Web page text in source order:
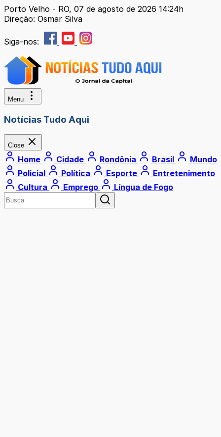
Porto Velho - RO, 07 de agosto de 2026 14:24h
Direção: Osmar Silva
Siga-nos:
Menu
Notícias Tudo Aqui
Close
Home Cidade Rondônia Brasil
Mundo
Policial
Política Esporte
Entretenimento
Cultura
Emprego Língua de Fogo